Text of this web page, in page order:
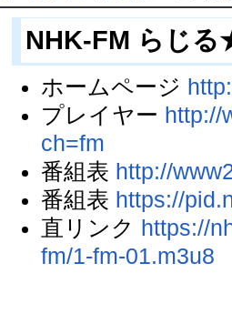
NHK-FM らじ
ホームページ
プレイヤー http://
ch=fm
番組表 http://
番組表 https://
直リンク https://
fm/1-fm-01.m3u8